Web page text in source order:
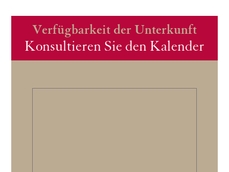
Verfügbarkeit der Unterkunft
Konsultieren Sie den Kalender